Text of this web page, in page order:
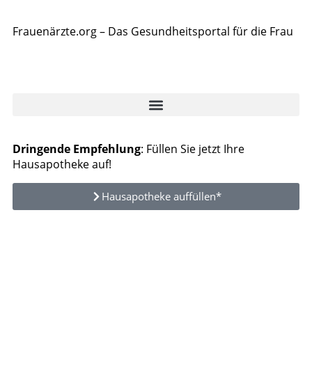
Frauenärzte.org – Das Gesundheitsportal für die Frau
Dringende Empfehlung: Füllen Sie jetzt Ihre
Hausapotheke auf!
Hausapotheke auffüllen*